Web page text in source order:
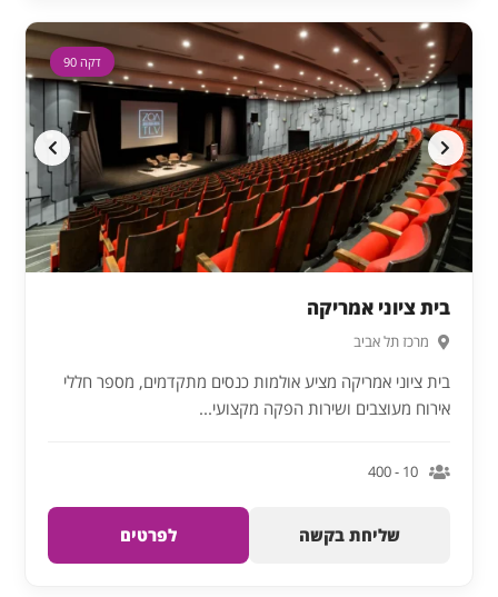
דקה 90
בית ציוני אמריקה
מרכז תל אביב
בית ציוני אמריקה מציע אולמות כנסים מתקדמים, מספר חללי
אירוח מעוצבים ושירות הפקה מקצועי...
10 - 400
שליחת בקשה לפרטים